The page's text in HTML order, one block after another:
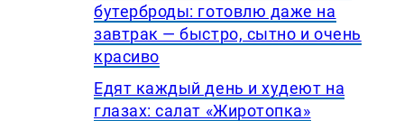
бутерброды: готовлю даже на
завтрак — быстро, сытно и очень
красиво
Едят каждый день и худеют на
глазах: салат «Жиротопка»